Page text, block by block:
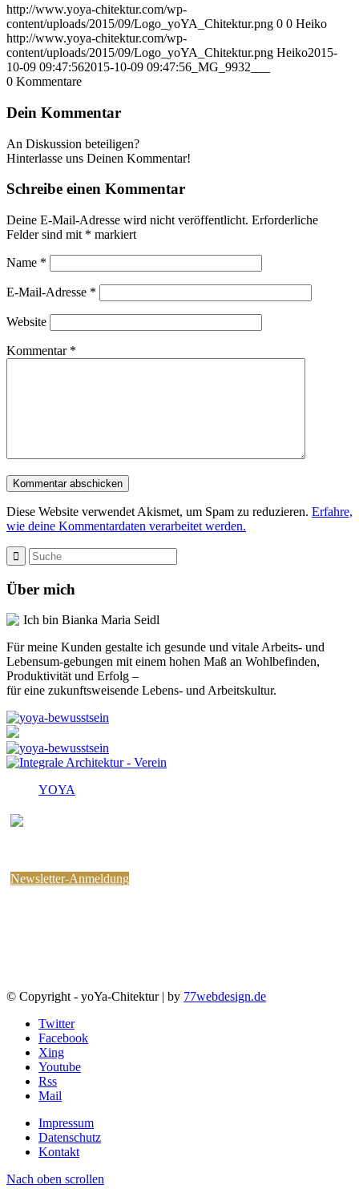
http://www.yoya-chitektur.com/wp-
content/uploads/2015/09/Logo_yoYA_Chitektur.png 0 0 Heiko
http://www.yoya-chitektur.com/wp-
content/uploads/2015/09/Logo_yoYA_Chitektur.png Heiko2015-
10-09 09:47:562015-10-09 09:47:56 _MG_9932___
0 Kommentare
Dein Kommentar
An Diskussion beteiligen?
Hinterlasse uns Deinen Kommentar!
Schreibe einen Kommentar
Deine E-Mail-Adresse wird nicht veröffentlicht. Erforderliche
Felder sind mit * markiert
Name *
E-Mail-Adresse *
Website
Kommentar *
Diese Website verwendet Akismet, um Spam zu reduzieren. Erfahre,
wie deine Kommentardaten verarbeitet werden.
Über mich
Ich bin Bianka Maria Seidl
Für meine Kunden gestalte ich gesunde und vitale Arbeits- und
Lebensum-gebungen mit einem hohen Maß an Wohlbefinden,
Produktivität und Erfolg –
für eine zukunftsweisende Lebens- und Arbeitskultur.
YOYA
Newsletter-Anmeldung
© Copyright - yoYa-Chitektur | by 77webdesign.de
Twitter
Facebook
Xing
Youtube
Rss
Mail
Impressum
Datenschutz
Kontakt
Nach oben scrollen